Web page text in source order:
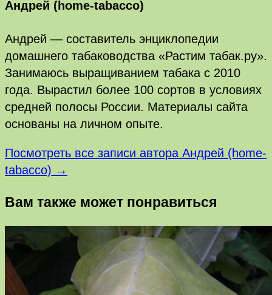
Андрей (home-tabacco)
Андрей — составитель энциклопедии
домашнего табаководства «Растим табак.ру».
Занимаюсь выращиванием табака с 2010
года. Вырастил более 100 сортов в условиях
средней полосы России. Материалы сайта
основаны на личном опыте.
Посмотреть все записи автора Андрей (home-
tabacco) →
Вам также может понравиться